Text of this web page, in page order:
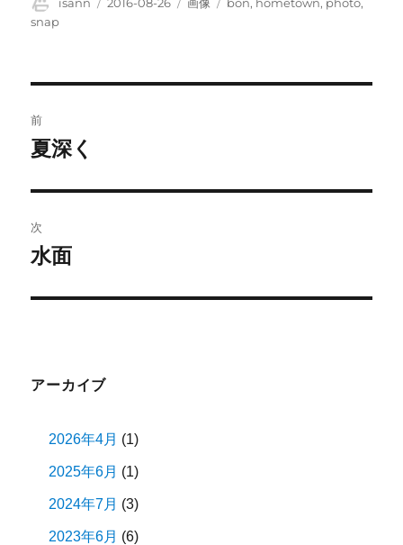
稿
snap
稿
ビ
ゲ
ー
前
前
投
稿:
夏深く
次
次
投
水面
アーカイブ
2026年4月 (1)
2025年6月 (1)
2024年7月 (3)
2023年6月 (6)